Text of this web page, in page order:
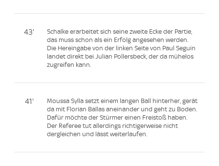
43'
Schalke erarbeitet sich seine zweite Ecke der Partie,
das muss schon als ein Erfolg angesehen werden.
Die Hereingabe von der linken Seite von Paul Seguin
landet direkt bei Julian Pollersbeck, der da mühelos
zugreifen kann.
41'
Moussa Sylla setzt einem langen Ball hinterher, gerät
da mit Florian Ballas aneinander und geht zu Boden.
Dafür möchte der Stürmer einen Freistoß haben.
Der Referee tut allerdings richtigerweise nicht
dergleichen und lässt weiterlaufen.